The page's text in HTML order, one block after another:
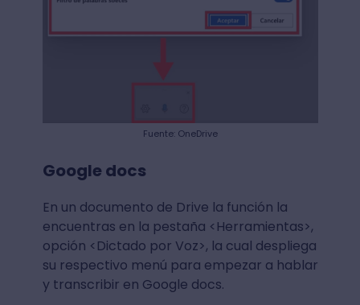
Fuente: OneDrive
Google docs
En un documento de Drive la función la
encuentras en la pestaña <Herramientas>,
opción <Dictado por Voz>, la cual despliega
su respectivo menú para empezar a hablar
y transcribir en Google docs.